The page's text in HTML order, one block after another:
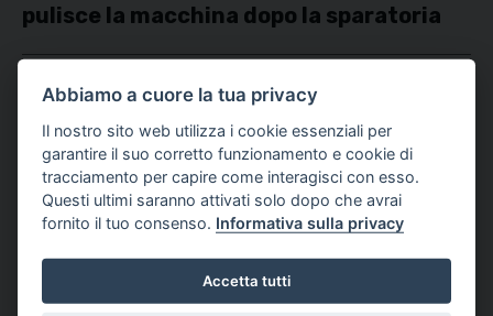
pulisce la macchina dopo la sparatoria
Abbiamo a cuore la tua privacy
Il nostro sito web utilizza i cookie essenziali per
garantire il suo corretto funzionamento e cookie di
tracciamento per capire come interagisci con esso.
Questi ultimi saranno attivati solo dopo che avrai
fornito il tuo consenso. Informativa sulla privacy
Accetta tutti